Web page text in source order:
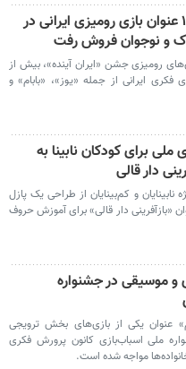
بیش از ۱۰۰ عنوان بازی رومیزی ایرانی در
و نوجوان فروش رفت
رومیزی جشن «ایران آینده»، بیش از
فکری ایرانی از جمله «یوز»، «بابام» و
ملی برای کودکان نابینا به
دار قالی
نابینایان و کم‌بینایان از طراحی یک پازل
«بازآفرینی دار قالی» برای آموزش حروف
و موسیقی در جشنواره
عنوان یکی از بازی‌های بخش ترویجی
ملی اسباب‌بازی کانون پرورش فکری
مواجه شده است.